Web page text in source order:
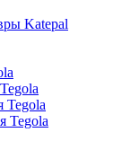
Katepal
Tegola
Tegola